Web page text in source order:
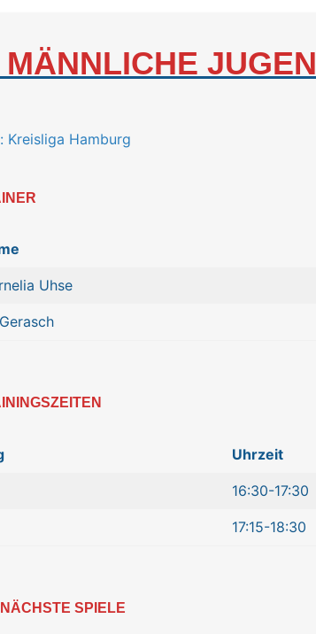
MÄNNLICHE JUGEN
Kreisliga Hamburg
Uhse
Uhrzeit
16:30-17:30
17:15-18:30
NÄCHSTE SPIELE